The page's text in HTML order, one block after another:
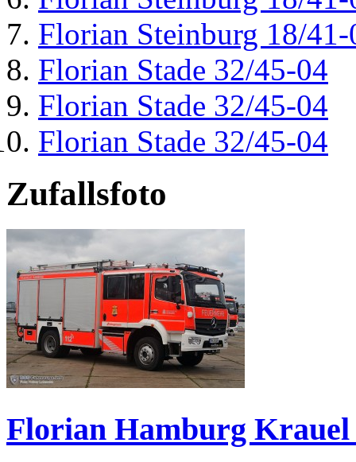
Florian Steinburg 18/41-
Florian Stade 32/45-04
Florian Stade 32/45-04
Florian Stade 32/45-04
Zufallsfoto
Florian Hamburg Krauel